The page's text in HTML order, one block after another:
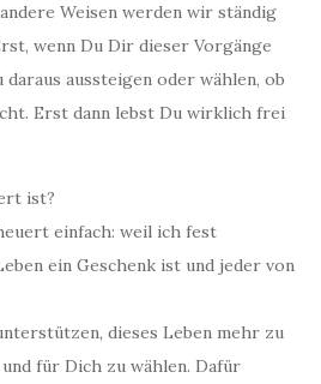
Weisen werden wir ständig
wenn Du Dir dieser Vorgänge
aussteigen oder wählen, ob
Erst dann lebst Du wirklich frei
ist?
einfach: weil ich fest
ein Geschenk ist und jeder von
dieses Leben mehr zu
für Dich zu wählen. Dafür